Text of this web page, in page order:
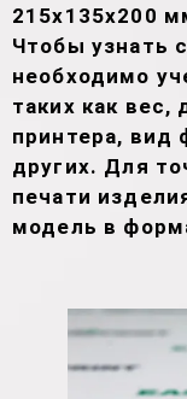
215х135х200
Чтобы узнать
необходимо
таких как вес,
принтера, вид
других. Для
печати
модель в